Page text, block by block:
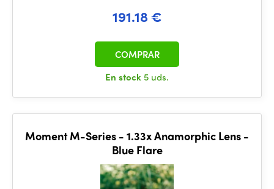
191.18 €
En stock 5 uds.
COMPRAR
Moment M-Series - 1.33x Anamorphic Lens -
Blue Flare